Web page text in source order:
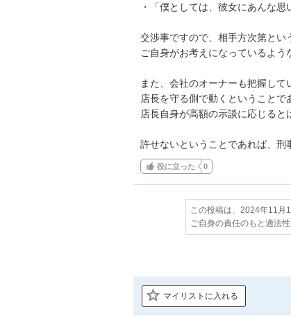
・「僕としては、彼女にあんな
交渉事ですので、相手方次第とい
ご自身がお考えになっているよう
また、会社のオーナーも把握して
店長を守る側で動くということで
店長自身が高額の示談に応じると
許せないということであれば、刑
役に立った 0
この投稿は、2024年11月
ご自身の責任のもと適法
マイリストに入れる